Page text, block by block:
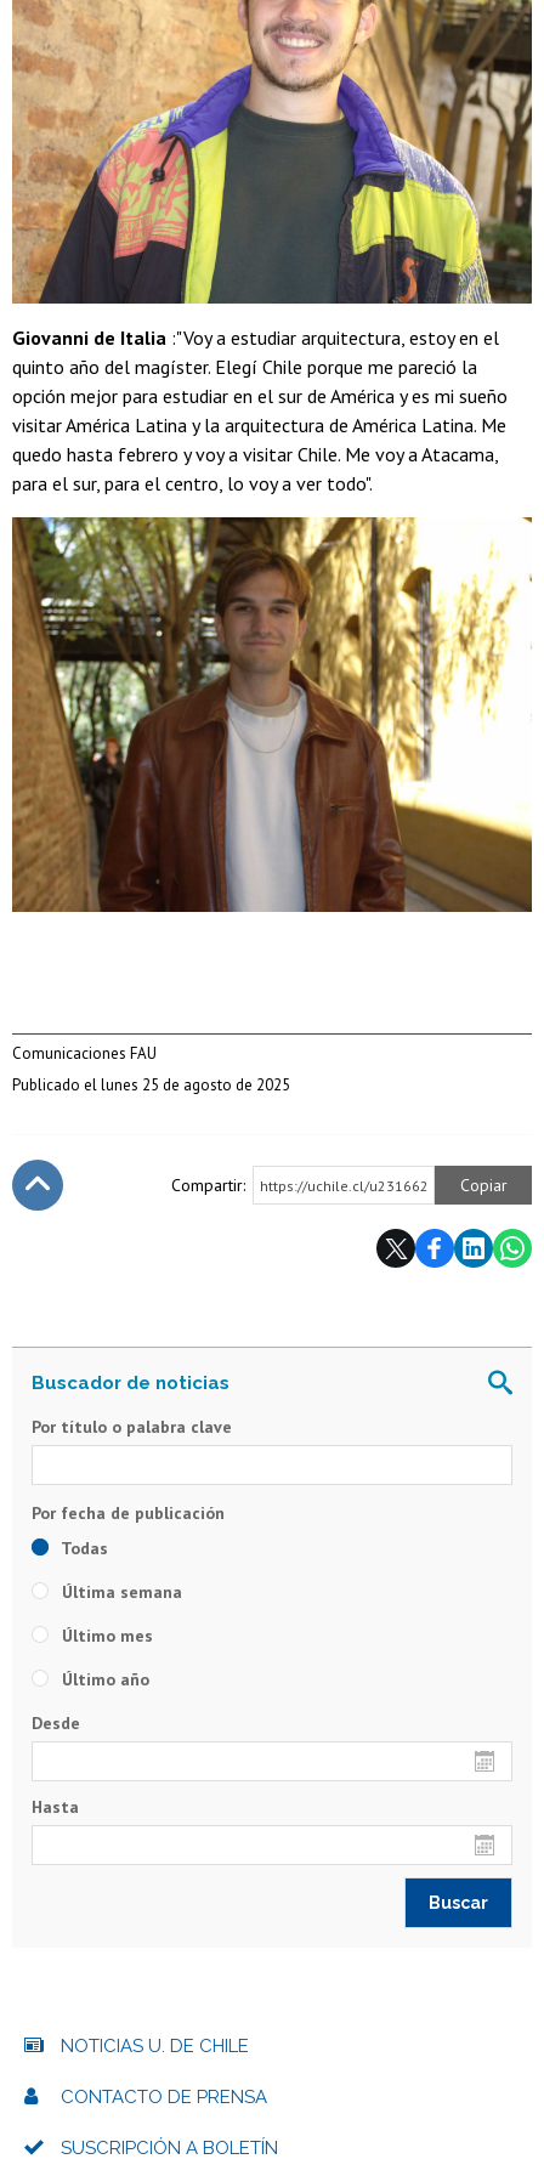
Giovanni de Italia :"Voy a estudiar arquitectura, estoy en el
quinto año del magíster. Elegí Chile porque me pareció la
opción mejor para estudiar en el sur de América y es mi sueño
visitar América Latina y la arquitectura de América Latina. Me
quedo hasta febrero y voy a visitar Chile. Me voy a Atacama,
para el sur, para el centro, lo voy a ver todo".
Comunicaciones FAU
Publicado el lunes 25 de agosto de 2025
Compartir: https://uchile.cl/u231662 Copiar
Por título o palabra clave
Todas
Última semana
Último mes
Último año
Desde
Hasta
NOTICIAS U. DE CHILE
CONTACTO DE PRENSA
SUSCRIPCIÓN A BOLETÍN